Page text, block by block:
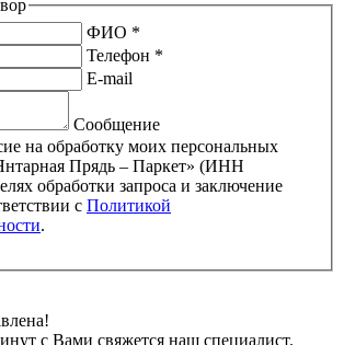
ФИО *
Телефон *
E-mail
Сообщение
на обработку моих персональных
Прядь – Паркет» (ИНН
с Политикой
.
с Вами свяжется наш специалист.